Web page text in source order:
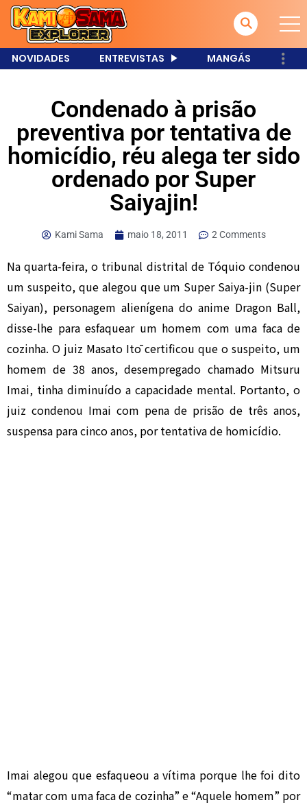
NOVIDADES ENTREVISTAS MANGÁS
Condenado à prisão
preventiva por tentativa de
homicídio, réu alega ter sido
ordenado por Super
Saiyajin!
Kami Sama maio 18, 2011 2 Comments
Na quarta-feira, o tribunal distrital de Tóquio condenou
um suspeito, que alegou que um Super Saiya-jin (Super
Saiyan), personagem alienígena do anime Dragon Ball,
disse-lhe para esfaquear um homem com uma faca de
cozinha. O juiz Masato Itō certificou que o suspeito, um
homem de 38 anos, desempregado chamado Mitsuru
Imai, tinha diminuído a capacidade mental. Portanto, o
juiz condenou Imai com pena de prisão de três anos,
suspensa para cinco anos, por tentativa de homicídio.
Imai alegou que esfaqueou a vítima porque lhe foi dito
“matar com uma faca de cozinha” e “Aquele homem” por